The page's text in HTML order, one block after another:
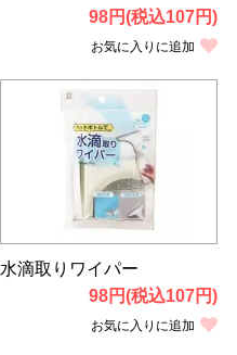
98円(税込107円)
お気に入りに追加
水滴取りワイパー
98円(税込107円)
お気に入りに追加